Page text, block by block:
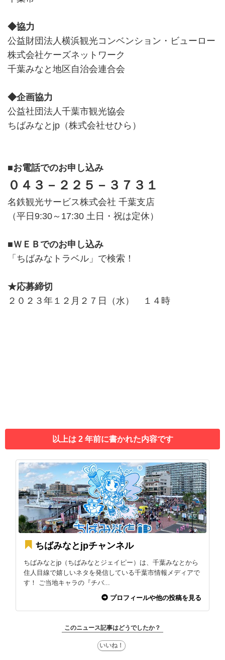
◆協力
公益財団法人横浜観光コンベンション・ビューロー
株式会社ケーズネットワーク
千葉みなと地区自治会連合会
◆企画協力
公益社団法人千葉市観光協会
ちばみなとjp（株式会社せひら）
■お電話でのお申し込み
０４３－２２５－３７３１
名鉄観光サービス株式会社 千葉支店
（平日9:30～17:30 土日・祝は定休）
■ＷＥＢでのお申し込み
「ちばみなトラベル」で検索！
★応募締切
２０２３年１２月２７日（水） １４時
以上は 2 年前に書かれた内容です
ちばみなとjpチャンネル
ちばみなとjp（ちばみなとジェイピー）は、千葉みなとから
住人目線で嬉しいネタを発信している千葉市情報メディアで
す！ ご当地キャラの『チバ...
プロフィールや他の投稿を見る
このニュース記事はどうでしたか？